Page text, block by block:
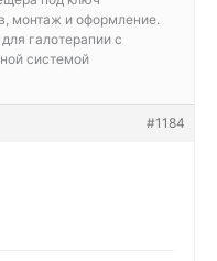
монтаж и оформление.
галотерапии с
системой
#1184